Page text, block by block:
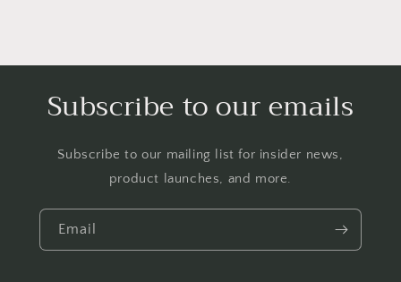
Subscribe to our emails
Subscribe to our mailing list for insider news,
product launches, and more.
Email